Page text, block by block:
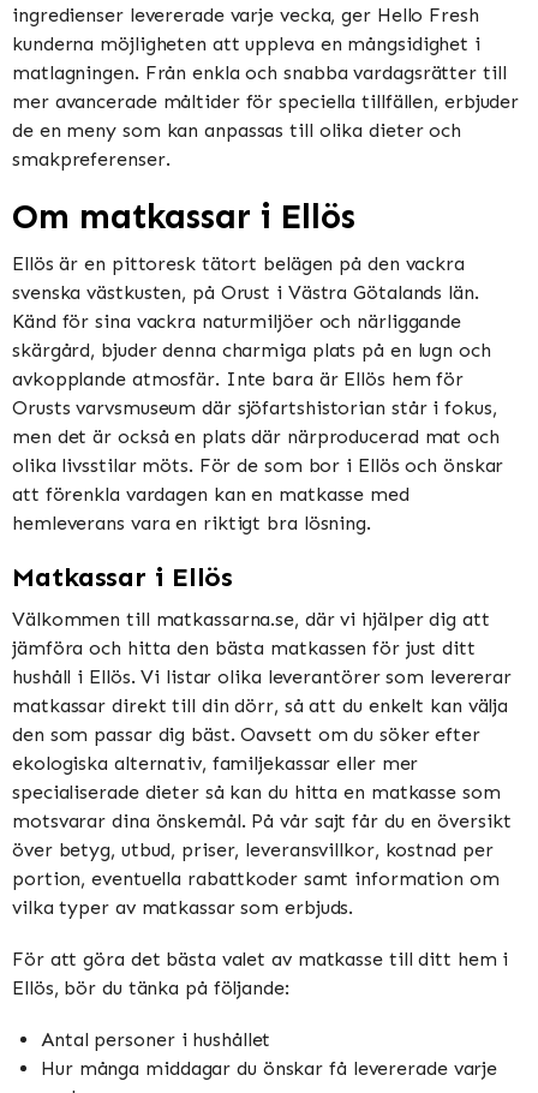
ingredienser levererade varje vecka, ger Hello Fresh
kunderna möjligheten att uppleva en mångsidighet i
matlagningen. Från enkla och snabba vardagsrätter till
mer avancerade måltider för speciella tillfällen, erbjuder
de en meny som kan anpassas till olika dieter och
smakpreferenser.
Om matkassar i Ellös
Ellös är en pittoresk tätort belägen på den vackra
svenska västkusten, på Orust i Västra Götalands län.
Känd för sina vackra naturmiljöer och närliggande
skärgård, bjuder denna charmiga plats på en lugn och
avkopplande atmosfär. Inte bara är Ellös hem för
Orusts varvsmuseum där sjöfartshistorian står i fokus,
men det är också en plats där närproducerad mat och
olika livsstilar möts. För de som bor i Ellös och önskar
att förenkla vardagen kan en matkasse med
hemleverans vara en riktigt bra lösning.
Matkassar i Ellös
Välkommen till matkassarna.se, där vi hjälper dig att
jämföra och hitta den bästa matkassen för just ditt
hushåll i Ellös. Vi listar olika leverantörer som levererar
matkassar direkt till din dörr, så att du enkelt kan välja
den som passar dig bäst. Oavsett om du söker efter
ekologiska alternativ, familjekassar eller mer
specialiserade dieter så kan du hitta en matkasse som
motsvarar dina önskemål. På vår sajt får du en översikt
över betyg, utbud, priser, leveransvillkor, kostnad per
portion, eventuella rabattkoder samt information om
vilka typer av matkassar som erbjuds.
För att göra det bästa valet av matkasse till ditt hem i
Ellös, bör du tänka på följande:
Antal personer i hushållet
Hur många middagar du önskar få levererade varje